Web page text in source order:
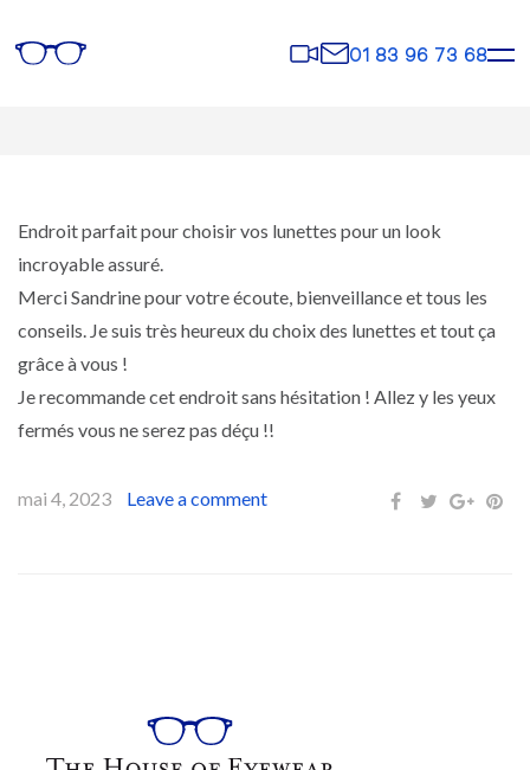
Rendez-
vous
Contact
01 83 96 73 68
Endroit parfait pour choisir vos lunettes pour un look
incroyable assuré.
Merci Sandrine pour votre écoute, bienveillance et tous les
conseils. Je suis très heureux du choix des lunettes et tout ça
grâce à vous !
Je recommande cet endroit sans hésitation ! Allez y les yeux
fermés vous ne serez pas déçu !!
mai 4, 2023 Leave a comment